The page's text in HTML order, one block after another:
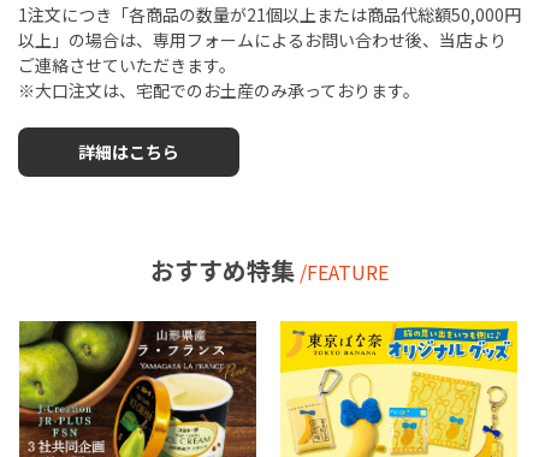
1注文につき「各商品の数量が21個以上または商品代総額50,000円
以上」の場合は、専用フォームによるお問い合わせ後、当店より
ご連絡させていただきます。
※大口注文は、宅配でのお土産のみ承っております。
詳細はこちら
おすすめ特集 /FEATURE